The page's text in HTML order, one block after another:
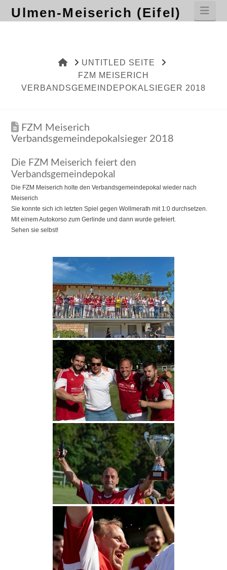
Ulmen-Meiserich (Eifel)
HOMEUNTITLED SEITE
FZM MEISERICH
VERBANDSGEMEINDEPOKALSIEGER 2018
FZM Meiserich
Verbandsgemeindepokalsieger 2018
Die FZM Meiserich feiert den
Verbandsgemeindepokal
Die FZM Meiserich holte den Verbandsgemeindepokal wieder nach
Meiserich
Sie konnte sich ich letzten Spiel gegen Wollmerath mit 1:0 durchsetzen.
Mit einem Autokorso zum Gerlinde und dann wurde gefeiert.
Sehen sie selbst!